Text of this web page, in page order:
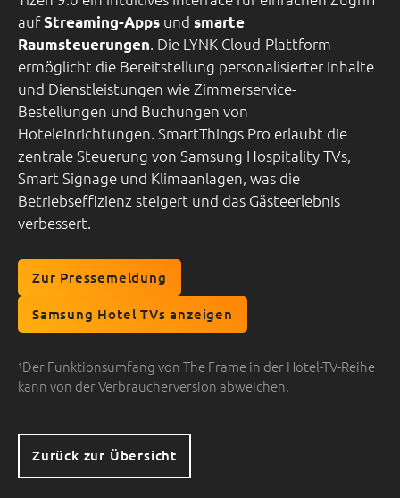
aufStreaming-Apps und smarte
Raumsteuerungen. Die LYNK Cloud-Plattform
ermöglicht die Bereitstellung personalisierter Inhalte
und Dienstleistungen wie Zimmerservice-
Bestellungen und Buchungen von
Hoteleinrichtungen. SmartThings Pro erlaubt die
zentrale Steuerung von Samsung Hospitality TVs,
Smart Signage und Klimaanlagen, was die
Betriebseffizienz steigert und das Gästeerlebnis
verbessert.
Zur Pressemeldung
Samsung Hotel TVs anzeigen
1 Der Funktionsumfang von The Frame in der Hotel-TV-Reihe
kann von der Verbraucherversion abweichen.
Zurück zur Übersicht